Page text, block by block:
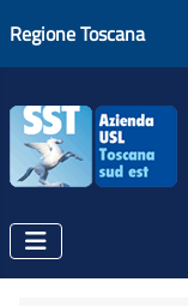
Regione Toscana